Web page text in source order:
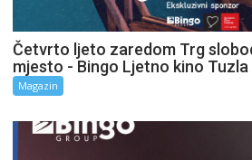
Četvrto ljeto zaredom Trg
mjesto - Bingo Ljetno kino Tuzla
Magazin